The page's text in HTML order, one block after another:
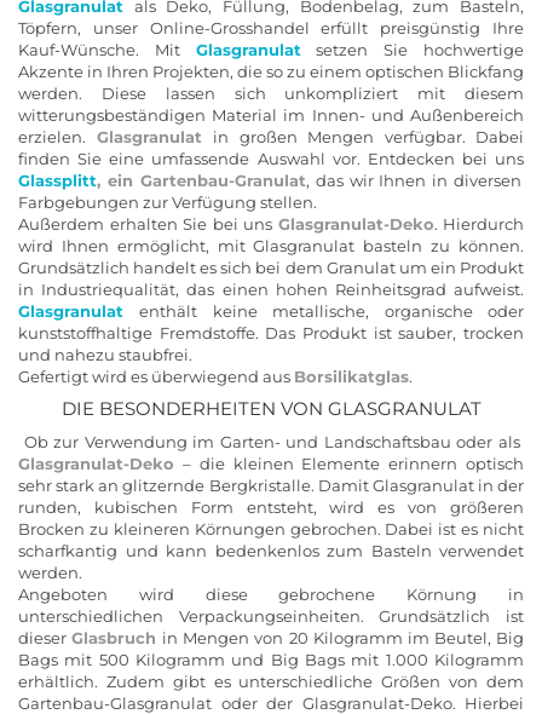
Glasgranulat als Deko, Füllung, Bodenbelag, zum Basteln,
Töpfern, unser Online-Grosshandel erfüllt preisgünstig Ihre
Kauf-Wünsche. Mit Glasgranulat setzen Sie hochwertige
Akzente in Ihren Projekten, die so zu einem optischen Blickfang
werden. Diese lassen sich unkompliziert mit diesem
witterungsbeständigen Material im Innen- und Außenbereich
erzielen. Glasgranulat in großen Mengen verfügbar. Dabei
finden Sie eine umfassende Auswahl vor. Entdecken bei uns
Glassplitt, ein Gartenbau-Granulat, das wir Ihnen in diversen
Farbgebungen zur Verfügung stellen.
Außerdem erhalten Sie bei uns Glasgranulat-Deko. Hierdurch
wird Ihnen ermöglicht, mit Glasgranulat basteln zu können.
Grundsätzlich handelt es sich bei dem Granulat um ein Produkt
in Industriequalität, das einen hohen Reinheitsgrad aufweist.
Glasgranulat
enthält keine metallische, organische oder
kunststoffhaltige Fremdstoffe. Das Produkt ist sauber, trocken
und nahezu staubfrei.
Gefertigt wird es überwiegend aus Borsilikatglas.
DIE BESONDERHEITEN VON GLASGRANULAT
Ob zur Verwendung im Garten- und Landschaftsbau oder als
Glasgranulat-Deko – die kleinen Elemente erinnern optisch
sehr stark an glitzernde Bergkristalle. Damit Glasgranulat in der
runden, kubischen Form entsteht, wird es von größeren
Brocken zu kleineren Körnungen gebrochen. Dabei ist es nicht
scharfkantig und kann bedenkenlos zum Basteln verwendet
werden.
Angeboten wird diese gebrochene Körnung in
unterschiedlichen Verpackungseinheiten. Grundsätzlich ist
dieserGlasbruch in Mengen von 20 Kilogramm im Beutel, Big
Bags mit 500 Kilogramm und Big Bags mit 1.000 Kilogramm
erhältlich. Zudem gibt es unterschiedliche Größen von dem
Gartenbau-Glasgranulat oder der Glasgranulat-Deko. Hierbei